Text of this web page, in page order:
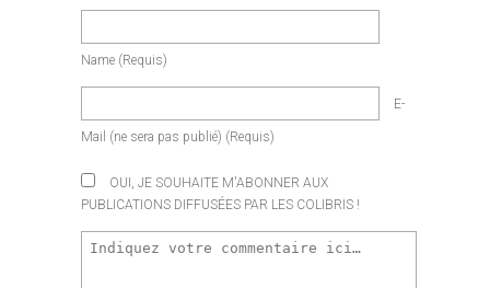
Name (requis)
E-
Mail (ne sera pas publié) (requis)
OUI, JE SOUHAITE M'ABONNER AUX
PUBLICATIONS DIFFUSÉES PAR LES COLIBRIS !